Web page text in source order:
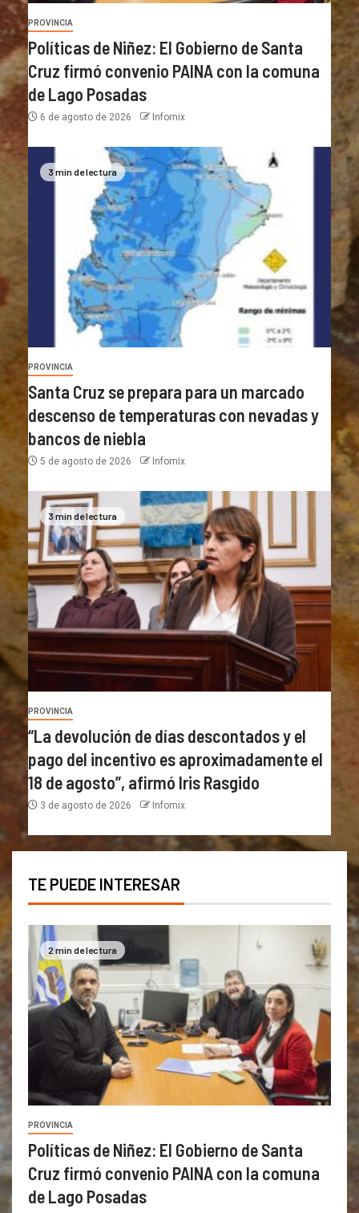
PROVINCIA
Políticas de Niñez: El Gobierno de Santa
Cruz firmó convenio PAINA con la comuna
de Lago Posadas
6 de agosto de 2026 Infomix
3 min de lectura
PROVINCIA
Santa Cruz se prepara para un marcado
descenso de temperaturas con nevadas y
bancos de niebla
5 de agosto de 2026 Infomix
3 min de lectura
PROVINCIA
“La devolución de días descontados y el
pago del incentivo es aproximadamente el
18 de agosto”, afirmó Iris Rasgido
3 de agosto de 2026 Infomix
TE PUEDE INTERESAR
2 min de lectura
PROVINCIA
Políticas de Niñez: El Gobierno de Santa
Cruz firmó convenio PAINA con la comuna
de Lago Posadas